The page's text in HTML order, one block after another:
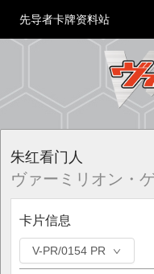
先导者卡牌资料站
朱红看门人
ヴァーミリオン・
卡片信息
V-PR/0154 PR